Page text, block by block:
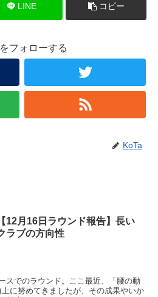
LINE コピー
フォローする
KoTa
【12月16日ラウンド報告】長い
ラブの方向性
スでのラウンド。ここ最近、「腰の動
に努めてきましたが、その成果やいか